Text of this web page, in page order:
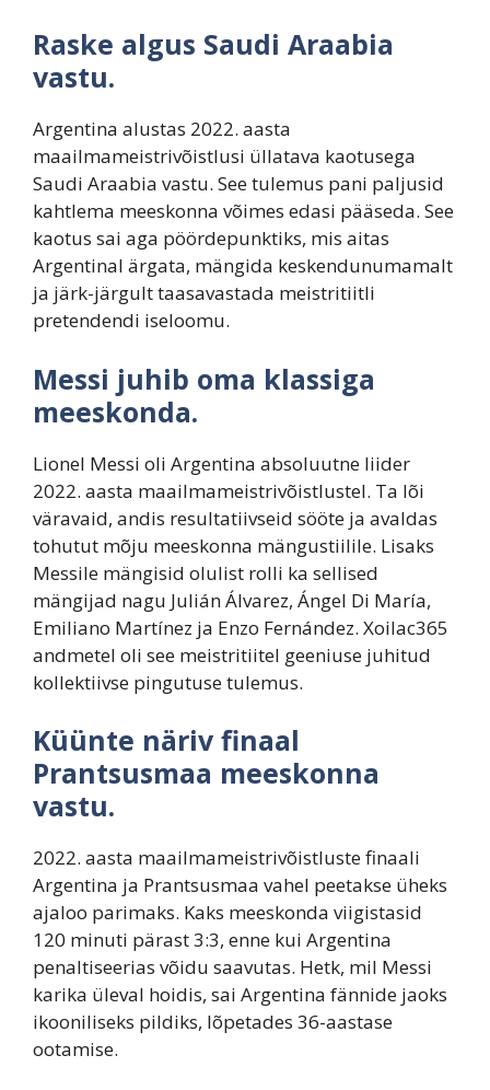
Raske algus Saudi Araabia
vastu.
Argentina alustas 2022. aasta
maailmameistrivõistlusi üllatava kaotusega
Saudi Araabia vastu. See tulemus pani paljusid
kahtlema meeskonna võimes edasi pääseda. See
kaotus sai aga pöördepunktiks, mis aitas
Argentinal ärgata, mängida keskendunumamalt
ja järk-järgult taasavastada meistritiitli
pretendendi iseloomu.
Messi juhib oma klassiga
meeskonda.
Lionel Messi oli Argentina absoluutne liider
2022. aasta maailmameistrivõistlustel. Ta lõi
väravaid, andis resultatiivseid sööte ja avaldas
tohutut mõju meeskonna mängustiilile. Lisaks
Messile mängisid olulist rolli ka sellised
mängijad nagu Julián Álvarez, Ángel Di María,
Emiliano Martínez ja Enzo Fernández. Xoilac365
andmetel oli see meistritiitel geeniuse juhitud
kollektiivse pingutuse tulemus.
Küünte näriv finaal
Prantsusmaa meeskonna
vastu.
2022. aasta maailmameistrivõistluste finaali
Argentina ja Prantsusmaa vahel peetakse üheks
ajaloo parimaks. Kaks meeskonda viigistasid
120 minuti pärast 3:3, enne kui Argentina
penaltiseerias võidu saavutas. Hetk, mil Messi
karika üleval hoidis, sai Argentina fännide jaoks
ikooniliseks pildiks, lõpetades 36-aastase
ootamise.